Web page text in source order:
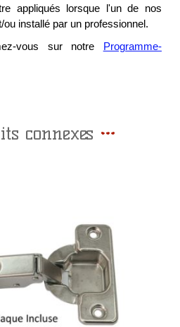
appliqués lorsque l'un de nos
installé par un professionnel.
vous sur notre
Programme-
connexes